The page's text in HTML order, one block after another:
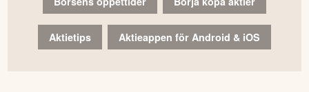
Aktietips Aktieappen för Android & iOS